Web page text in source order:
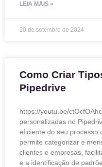
LEIA MAIS »
20 de setembro de 2024
Como Criar
Pipedrive
https://youtu.be/
personalizadas no
eficiente do seu processo
permite categorizar e
clientes e empresas,
e a identificação de